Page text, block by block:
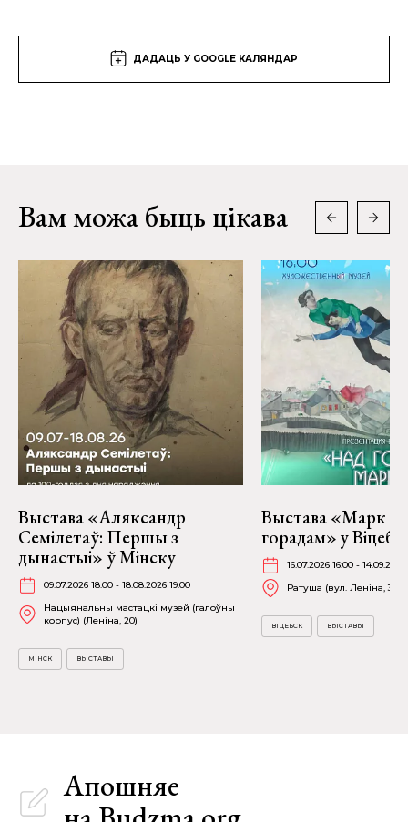
ДАДАЦЬ У GOOGLE КАЛЯНДАР
Вам можа быць цікава
Выстава «Аляксандр
Семілетаў: Першы з
дынастыі» ў Мінску
09.07.2026 18:00 - 18.08.2026 19:00
Нацыянальны мастацкі музей (галоўны
корпус) (Леніна, 20)
МІНСК ВЫСТАВЫ
Выстава «Марк
горадам» у
16.07.2026 16:00 -
Ратуша (вул. Леніна, 36)
ВІЦЕБСК ВЫСТАВЫ
Апошняе